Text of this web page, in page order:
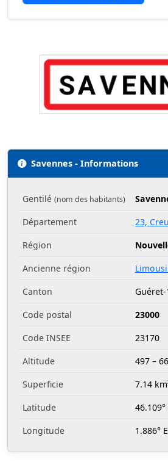
Savennes - Informations
Gentilé (nom des habitants)
Département
23,
Région
Ancienne région
Canton
Guéret-
Code postal
23000
Code INSEE
23170
Altitude
497 –
Superficie
7.14
Latitude
46.109°
Longitude
1.886° E